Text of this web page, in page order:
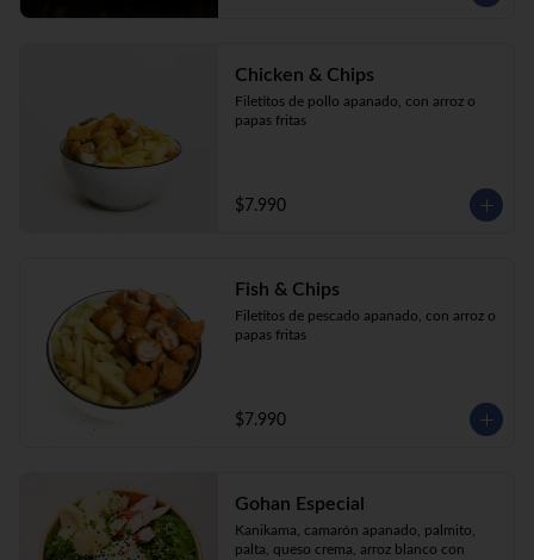
Chicken & Chips
Filetitos de pollo apanado, con arroz o
papas fritas
$7.990
Fish & Chips
Filetitos de pescado apanado, con arroz o
papas fritas
$7.990
Gohan Especial
Kanikama, camarón apanado, palmito,
palta, queso crema, arroz blanco con